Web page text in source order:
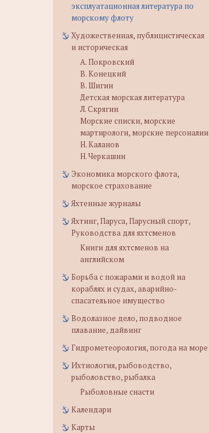
эксплуатационная литература по
морскому флоту
Художественная, публицистическая
и историческая
А. Покровский
В. Конецкий
В. Шигин
Детская морская литература
Л. Скрягин
Морские списки, морские
мартирологи, морские персоналии
Н. Каланов
Н. Черкашин
Экономика морского флота,
морское страхование
Яхтенные журналы
Яхтинг, Паруса, Парусный спорт,
Руководства для яхтсменов
Книги для яхтсменов на
английском
Борьба с пожарами и водой на
кораблях и судах, аварийно-
спасательное имущество
Водолазное дело, подводное
плавание, дайвинг
Гидрометеорология, погода на море
Ихтиология, рыбоводство,
рыболовство, рыбалка
Рыболовные снасти
Календари
Карты